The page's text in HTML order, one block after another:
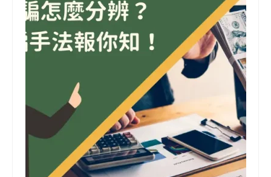
銀行貸款
其他貸款
時事解析
生活理財
房產Q&A